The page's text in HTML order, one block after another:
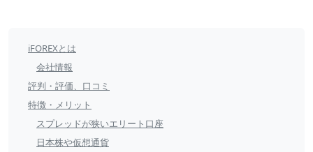
iFOREX
次
iFOREXとは
会社情報
評判・評価、口コミ
特徴・メリット
スプレッドが狭いエリート口座
日本株や仮想通貨